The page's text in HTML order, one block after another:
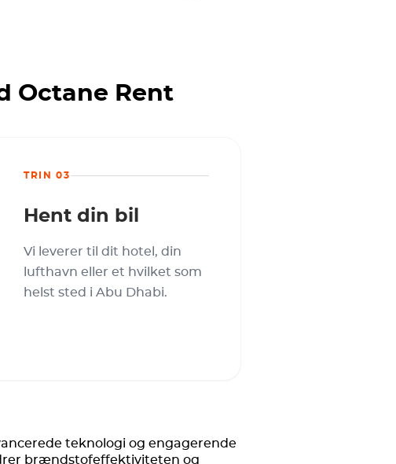
Octane Rent
TRIN 03
Hent din bil
Vi leverer til dit hotel, din
lufthavn eller et hvilket som
helst sted i Abu Dhabi.
teknologi og engagerende
brændstofeffektiviteten og